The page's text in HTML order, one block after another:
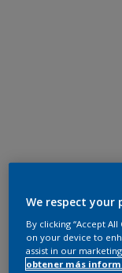
We respect your
By clicking “Accept
on your device to
assist in our
obtener más